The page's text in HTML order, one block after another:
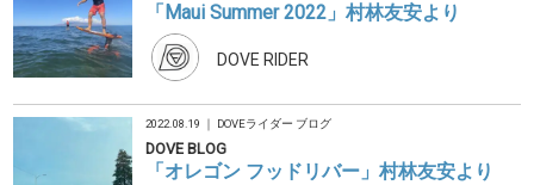
「Maui Summer 2022」村林友安より
DOVE RIDER
2022.08.19 ｜ DOVEライダー ブログ
DOVE BLOG
「オレゴン フッドリバー」村林友安より